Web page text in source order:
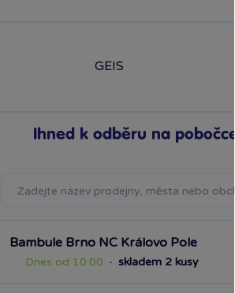
GEIS
Ihned k odběru na pobočce
Bambule Brno NC Královo Pole
Dnes od 10:00 · skladem 2 kusy